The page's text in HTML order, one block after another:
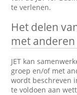
te verlenen.
Het delen
met anderen
JET kan
groep en/of met
wordt beschreven
te voldoen aan